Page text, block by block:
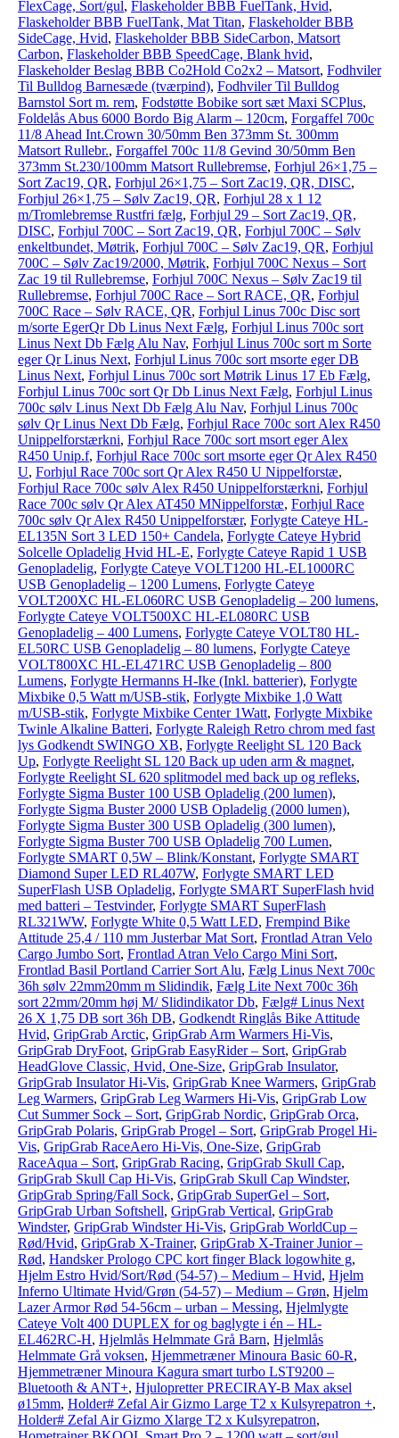
FlexCage, Sort/gul, Flaskeholder BBB FuelTank, Hvid,
Flaskeholder BBB FuelTank, Mat Titan, Flaskeholder BBB
SideCage, Hvid, Flaskeholder BBB SideCarbon, Matsort
Carbon, Flaskeholder BBB SpeedCage, Blank hvid,
Flaskeholder Beslag BBB Co2Hold Co2x2 – Matsort, Fodhviler
Til Bulldog Barnesæde (tværpind), Fodhviler Til Bulldog
Barnstol Sort m. rem, Fodstøtte Bobike sort sæt Maxi SCPlus,
Foldelås Abus 6000 Bordo Big Alarm – 120cm, Forgaffel 700c
11/8 Ahead Int.Crown 30/50mm Ben 373mm St. 300mm
Matsort Rullebr., Forgaffel 700c 11/8 Gevind 30/50mm Ben
373mm St.230/100mm Matsort Rullebremse, Forhjul 26×1,75 –
Sort Zac19, QR, Forhjul 26×1,75 – Sort Zac19, QR, DISC,
Forhjul 26×1,75 – Sølv Zac19, QR, Forhjul 28 x 1 12
m/Tromlebremse Rustfri fælg, Forhjul 29 – Sort Zac19, QR,
DISC, Forhjul 700C – Sort Zac19, QR, Forhjul 700C – Sølv
enkeltbundet, Møtrik, Forhjul 700C – Sølv Zac19, QR, Forhjul
700C – Sølv Zac19/2000, Møtrik, Forhjul 700C Nexus – Sort
Zac 19 til Rullebremse, Forhjul 700C Nexus – Sølv Zac19 til
Rullebremse, Forhjul 700C Race – Sort RACE, QR, Forhjul
700C Race – Sølv RACE, QR, Forhjul Linus 700c Disc sort
m/sorte EgerQr Db Linus Next Fælg, Forhjul Linus 700c sort
Linus Next Db Fælg Alu Nav, Forhjul Linus 700c sort m Sorte
eger Qr Linus Next, Forhjul Linus 700c sort msorte eger DB
Linus Next, Forhjul Linus 700c sort Møtrik Linus 17 Eb Fælg,
Forhjul Linus 700c sort Qr Db Linus Next Fælg, Forhjul Linus
700c sølv Linus Next Db Fælg Alu Nav, Forhjul Linus 700c
sølv Qr Linus Next Db Fælg, Forhjul Race 700c sort Alex R450
Unippelforstærkni, Forhjul Race 700c sort msort eger Alex
R450 Unip.f, Forhjul Race 700c sort msorte eger Qr Alex R450
U, Forhjul Race 700c sort Qr Alex R450 U Nippelforstæ,
Forhjul Race 700c sølv Alex R450 Unippelforstærkni, Forhjul
Race 700c sølv Qr Alex AT450 MNippelforstæ, Forhjul Race
700c sølv Qr Alex R450 Unippelforstær, Forlygte Cateye HL-
EL135N Sort 3 LED 150+ Candela, Forlygte Cateye Hybrid
Solcelle Opladelig Hvid HL-E, Forlygte Cateye Rapid 1 USB
Genopladelig, Forlygte Cateye VOLT1200 HL-EL1000RC
USB Genopladelig – 1200 Lumens, Forlygte Cateye
VOLT200XC HL-EL060RC USB Genopladelig – 200 lumens,
Forlygte Cateye VOLT500XC HL-EL080RC USB
Genopladelig – 400 Lumens, Forlygte Cateye VOLT80 HL-
EL50RC USB Genopladelig – 80 lumens, Forlygte Cateye
VOLT800XC HL-EL471RC USB Genopladelig – 800
Lumens, Forlygte Hermanns H-Ike (Inkl. batterier), Forlygte
Mixbike 0,5 Watt m/USB-stik, Forlygte Mixbike 1,0 Watt
m/USB-stik, Forlygte Mixbike Center 1Watt, Forlygte Mixbike
Twinle Alkaline Batteri, Forlygte Raleigh Retro chrom med fast
lys Godkendt SWINGO XB, Forlygte Reelight SL 120 Back
Up, Forlygte Reelight SL 120 Back up uden arm & magnet,
Forlygte Reelight SL 620 splitmodel med back up og refleks,
Forlygte Sigma Buster 100 USB Opladelig (200 lumen),
Forlygte Sigma Buster 2000 USB Opladelig (2000 lumen),
Forlygte Sigma Buster 300 USB Opladelig (300 lumen),
Forlygte Sigma Buster 700 USB Opladelig 700 Lumen,
Forlygte SMART 0,5W – Blink/Konstant, Forlygte SMART
Diamond Super LED RL407W, Forlygte SMART LED
SuperFlash USB Opladelig, Forlygte SMART SuperFlash hvid
med batteri – Testvinder, Forlygte SMART SuperFlash
RL321WW, Forlygte White 0,5 Watt LED, Frempind Bike
Attitude 25,4 / 110 mm Justerbar Mat Sort, Frontlad Atran Velo
Cargo Jumbo Sort, Frontlad Atran Velo Cargo Mini Sort,
Frontlad Basil Portland Carrier Sort Alu, Fælg Linus Next 700c
36h sølv 22mm20mm m Slidindik, Fælg Lite Next 700c 36h
sort 22mm/20mm høj M/ Slidindikator Db, Fælg# Linus Next
26 X 1,75 DB sort 36h DB, Godkendt Ringlås Bike Attitude
Hvid, GripGrab Arctic, GripGrab Arm Warmers Hi-Vis,
GripGrab DryFoot, GripGrab EasyRider – Sort, GripGrab
HeadGlove Classic, Hvid, One-Size, GripGrab Insulator,
GripGrab Insulator Hi-Vis, GripGrab Knee Warmers, GripGrab
Leg Warmers, GripGrab Leg Warmers Hi-Vis, GripGrab Low
Cut Summer Sock – Sort, GripGrab Nordic, GripGrab Orca,
GripGrab Polaris, GripGrab Progel – Sort, GripGrab Progel Hi-
Vis, GripGrab RaceAero Hi-Vis, One-Size, GripGrab
RaceAqua – Sort, GripGrab Racing, GripGrab Skull Cap,
GripGrab Skull Cap Hi-Vis, GripGrab Skull Cap Windster,
GripGrab Spring/Fall Sock, GripGrab SuperGel – Sort,
GripGrab Urban Softshell, GripGrab Vertical, GripGrab
Windster, GripGrab Windster Hi-Vis, GripGrab WorldCup –
Rød/Hvid, GripGrab X-Trainer, GripGrab X-Trainer Junior –
Rød, Handsker Prologo CPC kort finger Black logowhite g,
Hjelm Estro Hvid/Sort/Rød (54-57) – Medium – Hvid, Hjelm
Inferno Ultimate Hvid/Grøn (54-57) – Medium – Grøn, Hjelm
Lazer Armor Rød 54-56cm – urban – Messing, Hjelmlygte
Cateye Volt 400 DUPLEX for og baglygte i én – HL-
EL462RC-H, Hjelmlås Helmmate Grå Barn, Hjelmlås
Helmmate Grå voksen, Hjemmetræner Minoura Basic 60-R,
Hjemmetræner Minoura Kagura smart turbo LST9200 –
Bluetooth & ANT+, Hjulopretter PRECIRAY-B Max aksel
ø15mm, Holder# Zefal Air Gizmo Large T2 x Kulsyrepatron +,
Holder# Zefal Air Gizmo Xlarge T2 x Kulsyrepatron,